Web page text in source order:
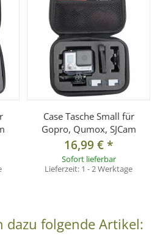
x 17cm x 7cm
/ 1
/ SJ5000 Wifi
Case Tasche Small für
Gopro, Qumox, SJCam
16,99 €*
Sofort lieferbar
Lieferzeit: 1 - 2 Werktage
dazu folgende Artikel: